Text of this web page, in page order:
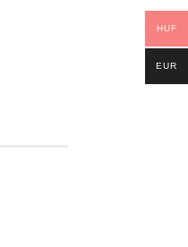
HUF
EUR